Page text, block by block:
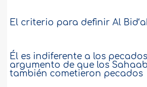
El criterio para definir Al
Él es indiferente a los
argumento de que los
también cometieron pecados